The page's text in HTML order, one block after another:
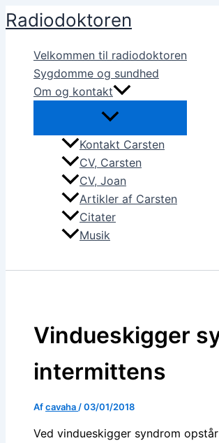
Gå
til
indholdet
Radiodoktoren
Velkommen til radiodoktoren
Sygdomme og sundhed
Om og kontakt
Kontakt Carsten
CV, Carsten
CV, Joan
Artikler af Carsten
Citater
Musik
Vindueskigger
intermittens
Afcavaha /03/01/2018
Ved vindueskigger syndrom